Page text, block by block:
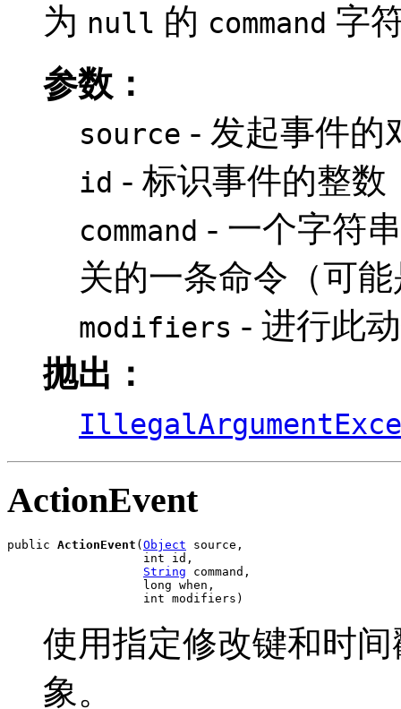
为 null 的 command 字
参数：
source - 发起事件的
id - 标识事件的整数
command - 一个字符
关的一条命令（可
modifiers - 进行此
抛出：
ActionEvent
public ActionEvent ( Object source,
                   int id,
String command,
                   long when,
                   int modifiers)
使用指定修改键和时
象。